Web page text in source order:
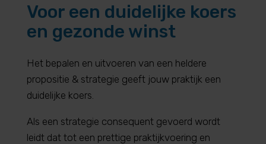
Voor een duidelijke koers
en gezonde winst
Het bepalen en uitvoeren van een heldere
propositie & strategie geeft jouw praktijk een
duidelijke koers.
Als een strategie consequent gevoerd wordt
leidt dat tot een prettige praktijkvoering en